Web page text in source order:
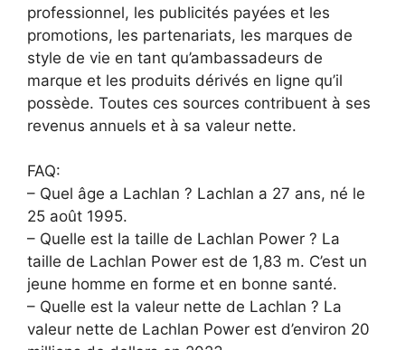
professionnel, les publicités payées et les
promotions, les partenariats, les marques de
style de vie en tant qu’ambassadeurs de
marque et les produits dérivés en ligne qu’il
possède. Toutes ces sources contribuent à ses
revenus annuels et à sa valeur nette.
FAQ:
– Quel âge a Lachlan ? Lachlan a 27 ans, né le
25 août 1995.
– Quelle est la taille de Lachlan Power ? La
taille de Lachlan Power est de 1,83 m. C’est un
jeune homme en forme et en bonne santé.
– Quelle est la valeur nette de Lachlan ? La
valeur nette de Lachlan Power est d’environ 20